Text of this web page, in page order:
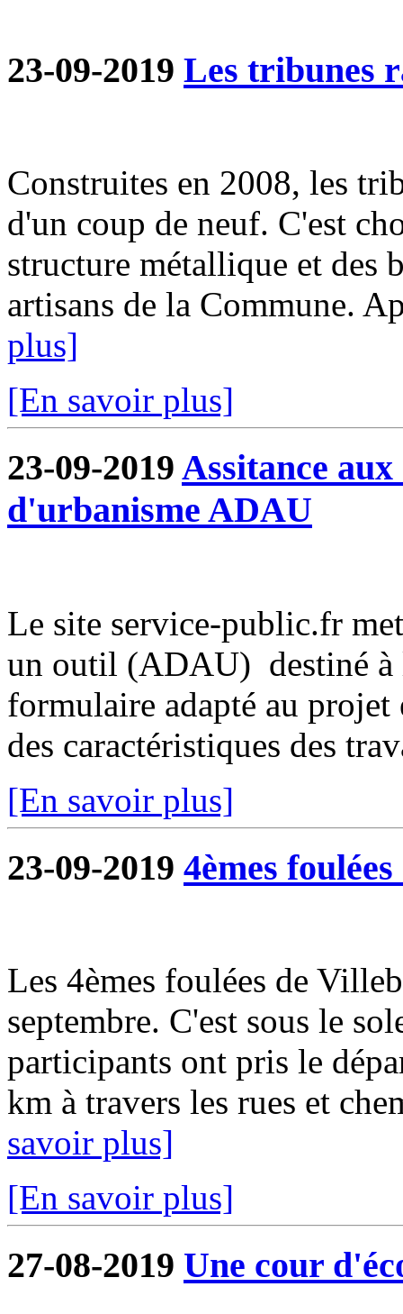
23-09-2019 Les tribunes
Construites en 2008, les
d'un coup de neuf. C'est
structure métallique et des
artisans de la Commune.
plus]
[En savoir plus]
23-09-2019 Assitance
d'urbanisme ADAU
Le site service-public.fr
un outil (ADAU) destiné à
formulaire adapté au
des caractéristiques des
[En savoir plus]
23-09-2019 4èmes
Les 4èmes foulées de
septembre. C'est sous le
participants ont pris le
km à travers les rues et
savoir plus]
[En savoir plus]
27-08-2019 Une cour